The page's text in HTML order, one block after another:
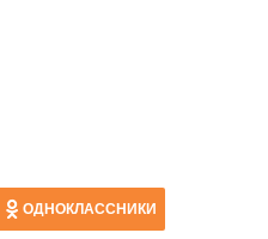
ОДНОКЛАССНИКИ